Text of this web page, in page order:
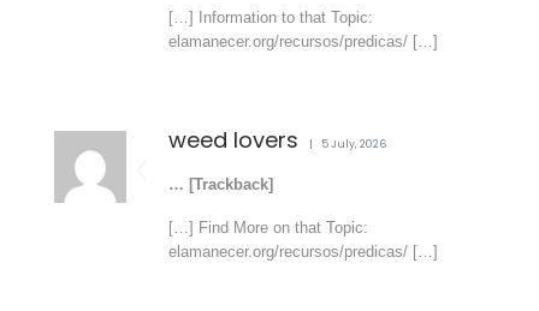
[…] Information to that Topic:
elamanecer.org/recursos/predicas/ […]
weed lovers 5 July, 2026
… [Trackback]
[…] Find More on that Topic:
elamanecer.org/recursos/predicas/ […]